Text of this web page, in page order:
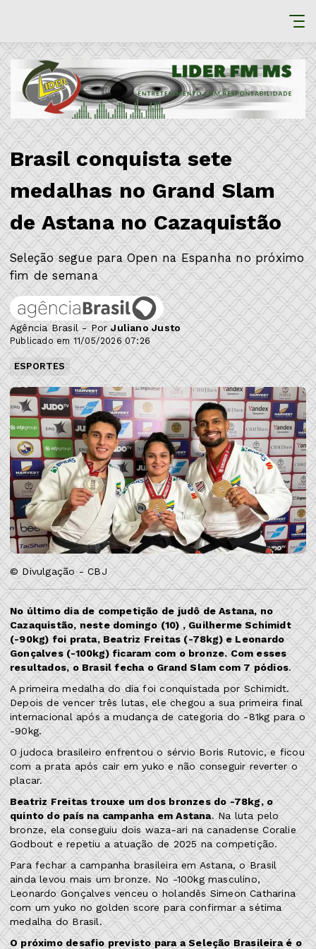
Brasil conquista sete
medalhas no Grand Slam
de Astana no Cazaquistão
Seleção segue para Open na Espanha no próximo
fim de semana
Agência Brasil - PorJuliano Justo
Publicado em 11/05/2026 07:26
ESPORTES
© Divulgação - CBJ
No último dia de competição de judô de Astana, no
Cazaquistão, neste domingo (10) , Guilherme Schimidt
(-90kg) foi prata, Beatriz Freitas (-78kg) e Leonardo
Gonçalves (-100kg) ficaram com o bronze. Com esses
resultados, o Brasil fecha o Grand Slam com 7 pódios.
A primeira medalha do dia foi conquistada por Schimidt.
Depois de vencer três lutas, ele chegou a sua primeira final
internacional após a mudança de categoria do -81kg para o
-90kg.
O judoca brasileiro enfrentou o sérvio Boris Rutovic, e ficou
com a prata após cair em yuko e não conseguir reverter o
placar.
Beatriz Freitas trouxe um dos bronzes do -78kg, o
quinto do país na campanha em Astana. Na luta pelo
bronze, ela conseguiu dois waza-ari na canadense Coralie
Godbout e repetiu a atuação de 2025 na competição.
Para fechar a campanha brasileira em Astana, o Brasil
ainda levou mais um bronze. No -100kg masculino,
Leonardo Gonçalves venceu o holandês Simeon Catharina
com um yuko no golden score para confirmar a sétima
medalha do Brasil.
O próximo desafio previsto para a Seleção Brasileira é o